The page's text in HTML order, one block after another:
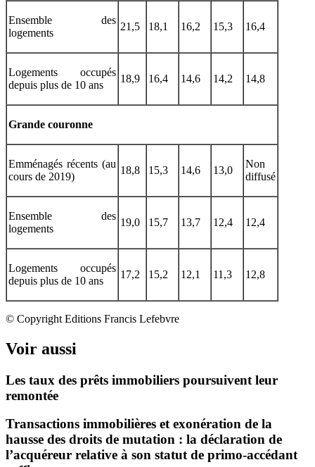
Ensemble des
logements
21,5 18,1 16,2 15,3 16,4
Logements occupés
depuis plus de 10 ans
18,9 16,4 14,6 14,2 14,8
Grande couronne
Emménagés récents (au
cours de 2019)
18,8 15,3 14,6 13,0
Non
diffusé
Ensemble des
logements
19,0 15,7 13,7 12,4 12,4
Logements occupés
depuis plus de 10 ans
17,2 15,2 12,1 11,3 12,8
© Copyright Editions Francis Lefebvre
Voir aussi
Les taux des prêts immobiliers poursuivent leur
remontée
Transactions immobilières et exonération de la
hausse des droits de mutation : la déclaration de
l’acquéreur relative à son statut de primo-accédant